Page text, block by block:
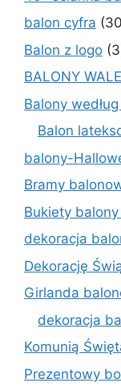
balon cyfra 30
Balon z logo 3
BALONY
Balony
Balon
balony-
Bramy
Bukiety
dekoracja
Dekorację
Girlanda
dekoracja
Komunią
Prezentowy